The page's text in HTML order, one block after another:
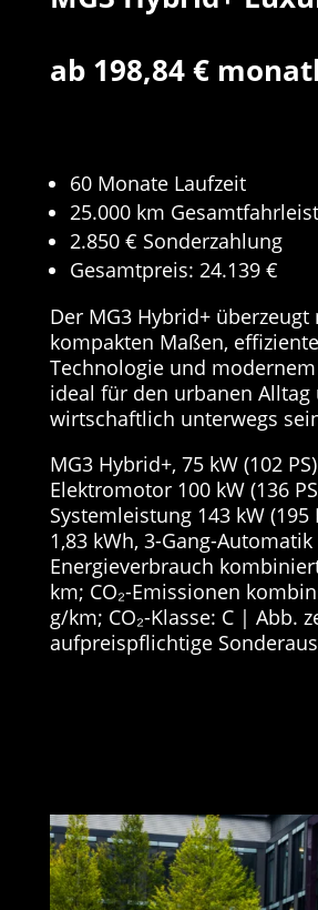
ab 198,84 €
60 Monate Laufzeit
25.000 km
2.850 € Sonderzahlung
Gesamtpreis: 24.139 €
Der MG3 Hybrid+ überzeugt
kompakten Maßen,
Technologie und
ideal für den urbanen Alltag
wirtschaftlich unterwegs
MG3 Hybrid+, 75 kW (102
Elektromotor 100 kW (136
Systemleistung 143 kW (195
1,83 kWh, 3-Gang-Automatik
Energieverbrauch
km; CO₂-Emissionen
g/km; CO₂-Klasse: C | Abb.
aufpreispflichtige